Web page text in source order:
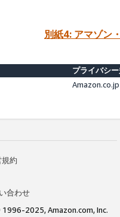
別紙4: アマゾン
プライバシ
約
合わせ
2025, Amazon.com, Inc.